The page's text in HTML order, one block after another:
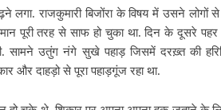
लगा. राजकुमारी बिजोंरा के विषय में उसने
पूरी तरह से साफ हो चुका था. दिन के दूसरे
सामने उतुंग नंगे सुखे पहाड़ जिसमें दरख़्त की
और दाहड़ो से पूरा पहाड़गूंज रहा था.